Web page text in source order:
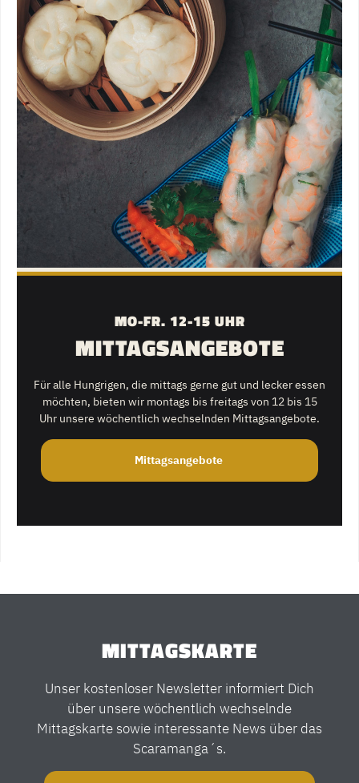
MO-FR. 12-15 UHR
MITTAGSANGEBOTE
Für alle Hungrigen, die mittags gerne gut und lecker essen
möchten, bieten wir montags bis freitags von 12 bis 15
Uhr unsere wöchentlich wechselnden Mittagsangebote.
Mittagsangebote
MITTAGSKARTE
Unser kostenloser Newsletter informiert Dich
über unsere wöchentlich wechselnde
Mittagskarte sowie interessante News über das
Scaramanga´s.